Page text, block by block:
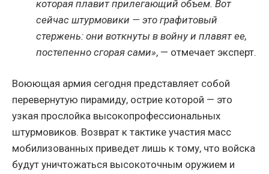
которая плавит прилегающий объем. Вот
сейчас штурмовики — это графитовый
стержень: они воткнуты в войну и плавят ее,
постепенно сгорая сами», — отмечает эксперт.
Воюющая армия сегодня представляет собой
перевернутую пирамиду, острие которой — это
узкая прослойка высокопрофессиональных
штурмовиков. Возврат к тактике участия масс
мобилизованных приведет лишь к тому, что войска
будут уничтожаться высокоточным оружием и